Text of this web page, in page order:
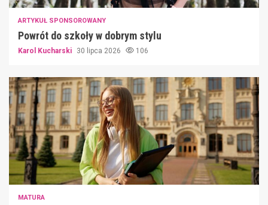
ARTYKUŁ SPONSOROWANY
Powrót do szkoły w dobrym stylu
Karol Kucharski 30 lipca 2026 106
MATURA